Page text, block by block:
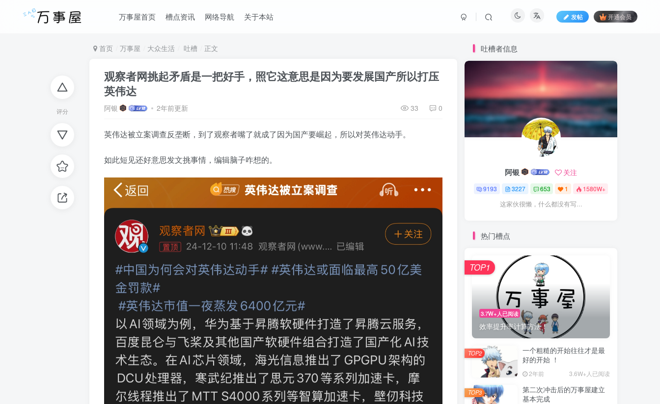
万事屋首页 槽点资讯 网络导航 关于本站 发帖 开通会员
评分
首页 万事屋 大众生活 吐槽 正文
观察者网挑起矛盾是一把好手，照它这意思是因为要发展国产所以打压
英伟达
阿银 2年前更新 33 0
英伟达被立案调查反垄断，到了观察者嘴了就成了因为国产要崛起，所以对英伟达动手。
如此短见还好意思发文挑事情，编辑脑子咋想的。
吐槽者信息
阿银 关注
9193 3227 653 1 1580W+
这家伙很懒，什么都没有写...
热门槽点
3.7W+人已阅读
效率提升率计算方法！
TOP1
一个粗糙的开始往往才是最
好的开始 ！
2年前 3.6W+人已阅读
TOP2
第二次冲击后的万事屋建立
基本完成
TOP3